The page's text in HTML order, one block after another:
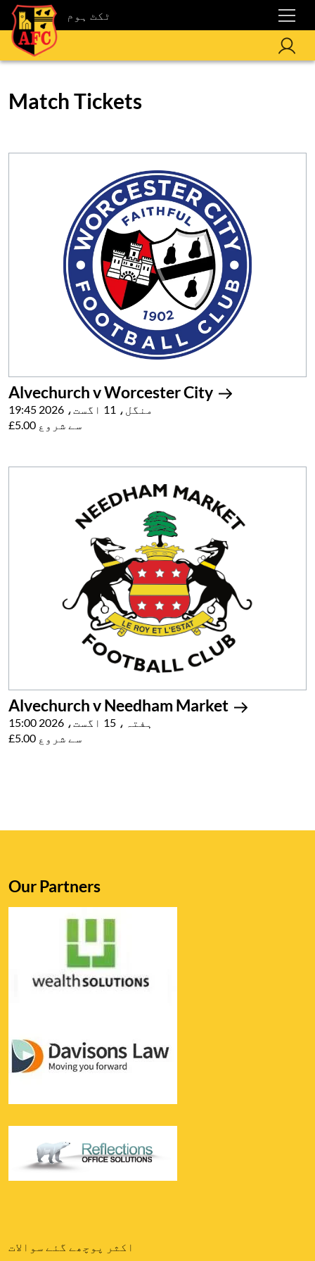
ٹکٹ ہوم
Match Tickets
Alvechurch v Worcester City
منگل، 11 اگست، 2026 19:45
£5.00 سے شروع
Alvechurch v Needham Market
ہفتہ، 15 اگست، 2026 15:00
£5.00 سے شروع
اکثر پوچھے گئے سوالات
Our Partners